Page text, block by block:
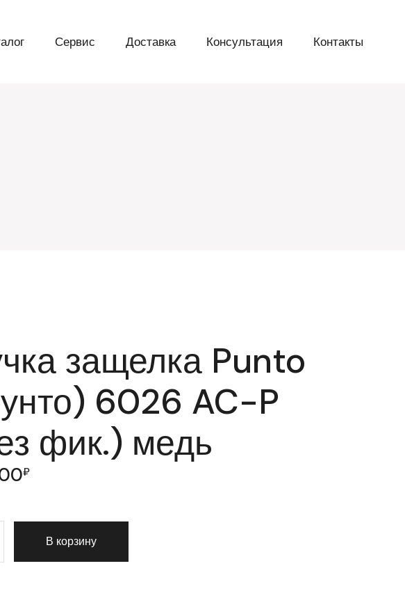
Сервис Доставка Консультация Контакты
защелка Punto
6026 AC-P
фик.) медь
₽
товара Ручка защелка Punto (Пунто) 6026 AC-P (без фик.) медь
В корзину